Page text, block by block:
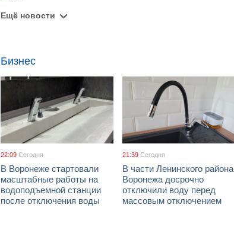
Ещё новости
Бизнес
22:09 Сегодня
В Воронеже стартовали
масштабные работы на
водоподъемной станции
после отключения воды
21:39 Сегодня
В части Ленинского района
Воронежа досрочно
отключили воду перед
массовым отключением